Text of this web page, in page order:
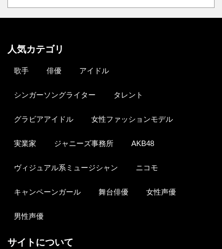
人気カテゴリ
歌手 俳優 アイドル
シンガーソングライター タレント
グラビアアイドル 女性ファッションモデル
実業家 ジャニーズ事務所 AKB48
ヴィジュアル系ミュージシャン ニコモ
キャンペーンガール 舞台俳優 女性声優
男性声優
サイトについて